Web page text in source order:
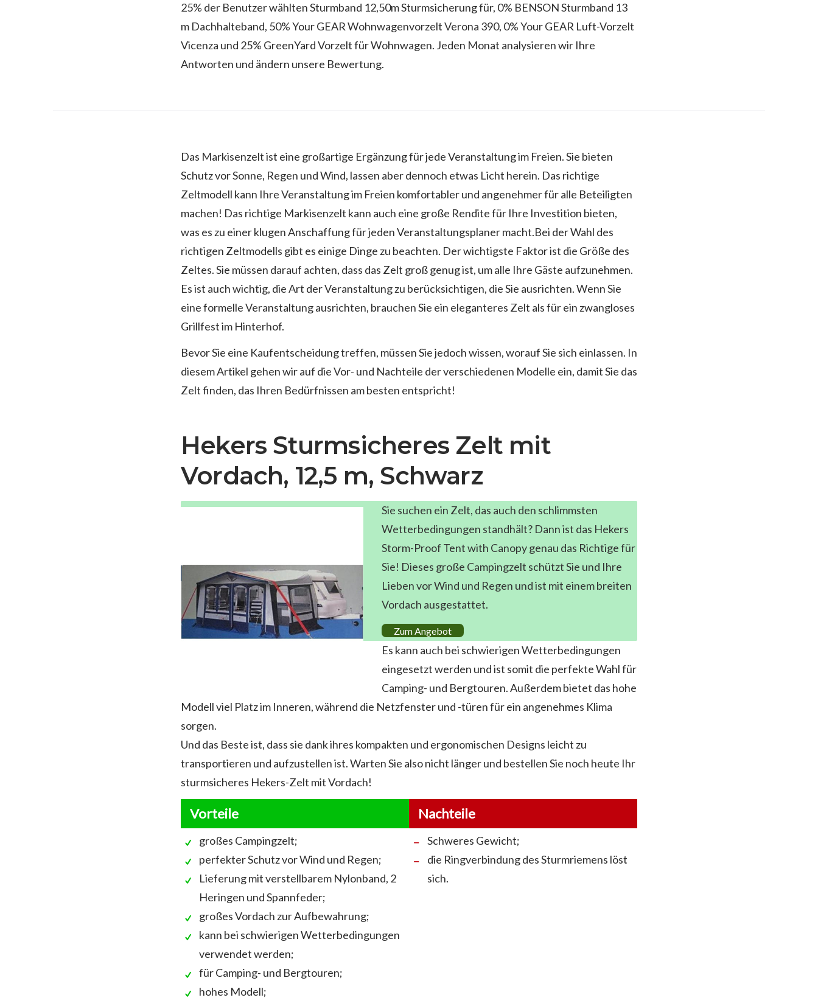
25% der Benutzer wählten Sturmband 12,50m Sturmsicherung für, 0% BENSON Sturmband 13
m Dachhalteband, 50% Your GEAR Wohnwagenvorzelt Verona 390, 0% Your GEAR Luft-Vorzelt
Vicenza und 25% GreenYard Vorzelt für Wohnwagen. Jeden Monat analysieren wir Ihre
Antworten und ändern unsere Bewertung.
Das Markisenzelt ist eine großartige Ergänzung für jede Veranstaltung im Freien. Sie bieten
Schutz vor Sonne, Regen und Wind, lassen aber dennoch etwas Licht herein. Das richtige
Zeltmodell kann Ihre Veranstaltung im Freien komfortabler und angenehmer für alle Beteiligten
machen! Das richtige Markisenzelt kann auch eine große Rendite für Ihre Investition bieten,
was es zu einer klugen Anschaffung für jeden Veranstaltungsplaner macht.Bei der Wahl des
richtigen Zeltmodells gibt es einige Dinge zu beachten. Der wichtigste Faktor ist die Größe des
Zeltes. Sie müssen darauf achten, dass das Zelt groß genug ist, um alle Ihre Gäste aufzunehmen.
Es ist auch wichtig, die Art der Veranstaltung zu berücksichtigen, die Sie ausrichten. Wenn Sie
eine formelle Veranstaltung ausrichten, brauchen Sie ein eleganteres Zelt als für ein zwangloses
Grillfest im Hinterhof.
Bevor Sie eine Kaufentscheidung treffen, müssen Sie jedoch wissen, worauf Sie sich einlassen. In
diesem Artikel gehen wir auf die Vor- und Nachteile der verschiedenen Modelle ein, damit Sie das
Zelt finden, das Ihren Bedürfnissen am besten entspricht!
Hekers Sturmsicheres Zelt mit
Vordach, 12,5 m, Schwarz
Sie suchen ein Zelt, das auch den schlimmsten
Wetterbedingungen standhält? Dann ist das Hekers
Storm-Proof Tent with Canopy genau das Richtige für
Sie! Dieses große Campingzelt schützt Sie und Ihre
Lieben vor Wind und Regen und ist mit einem breiten
Vordach ausgestattet.
Zum Angebot
Es kann auch bei schwierigen Wetterbedingungen
eingesetzt werden und ist somit die perfekte Wahl für
Camping- und Bergtouren. Außerdem bietet das hohe
Modell viel Platz im Inneren, während die Netzfenster und -türen für ein angenehmes Klima
sorgen.
Und das Beste ist, dass sie dank ihres kompakten und ergonomischen Designs leicht zu
transportieren und aufzustellen ist. Warten Sie also nicht länger und bestellen Sie noch heute Ihr
sturmsicheres Hekers-Zelt mit Vordach!
Vorteile
großes Campingzelt;
perfekter Schutz vor Wind und Regen;
Lieferung mit verstellbarem Nylonband, 2
Heringen und Spannfeder;
großes Vordach zur Aufbewahrung;
kann bei schwierigen Wetterbedingungen
verwendet werden;
für Camping- und Bergtouren;
hohes Modell;
Nachteile
Schweres Gewicht;
die Ringverbindung des Sturmriemens löst
sich.